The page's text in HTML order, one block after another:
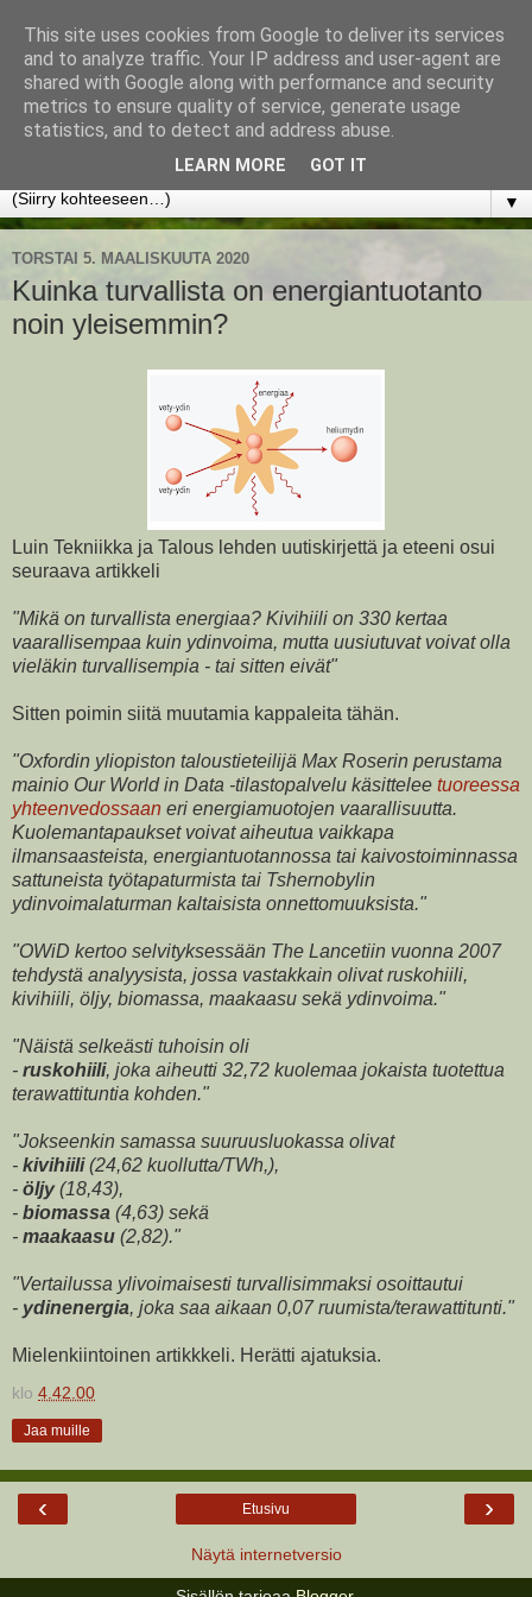
www.jyrkikokko.fi
Uusi Suunta - Jokainen hetki tarjoaa tilaisuuden muuttaa
▼
TORSTAI 5. MAALISKUUTA 2020
Kuinka turvallista on energiantuotanto
noin yleisemmin?
Luin Tekniikka ja Talous lehden uutiskirjettä ja eteeni osui
seuraava artikkeli
"Mikä on turvallista energiaa? Kivihiili on 330 kertaa
vaarallisempaa kuin ydinvoima, mutta uusiutuvat voivat olla
vieläkin turvallisempia - tai sitten eivät"
Sitten poimin siitä muutamia kappaleita tähän.
"Oxfordin yliopiston taloustieteilijä Max Roserin perustama
mainio Our World in Data -tilastopalvelu käsittelee tuoreessa
yhteenvedossaan eri energiamuotojen vaarallisuutta.
Kuolemantapaukset voivat aiheutua vaikkapa
ilmansaasteista, energiantuotannossa tai kaivostoiminnassa
sattuneista työtapaturmista tai Tshernobylin
ydinvoimalaturman kaltaisista onnettomuuksista."
"OWiD kertoo selvityksessään The Lancetiin vuonna 2007
tehdystä analyysista, jossa vastakkain olivat ruskohiili,
kivihiili, öljy, biomassa, maakaasu sekä ydinvoima."
"Näistä selkeästi tuhoisin oli
- ruskohiili, joka aiheutti 32,72 kuolemaa jokaista tuotettua
terawattituntia kohden."
"Jokseenkin samassa suuruusluokassa olivat
- kivihiili(24,62 kuollutta/TWh,),
- öljy(18,43),
- biomassa (4,63) sekä
- maakaasu (2,82)."
"Vertailussa ylivoimaisesti turvallisimmaksi osoittautui
- ydinenergia, joka saa aikaan 0,07 ruumista/terawattitunti."
Mielenkiintoinen artikkkeli. Herätti ajatuksia.
klo 4.42.00
Jaa muille
‹ ›
Etusivu
Näytä internetversio
This site uses cookies from Google to deliver its services
and to analyze traffic. Your IP address and user-agent are
shared with Google along with performance and security
metrics to ensure quality of service, generate usage
statistics, and to detect and address abuse.
LEARN MORE GOT IT